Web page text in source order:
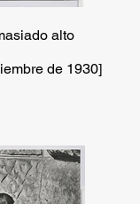
alto
de 1930]